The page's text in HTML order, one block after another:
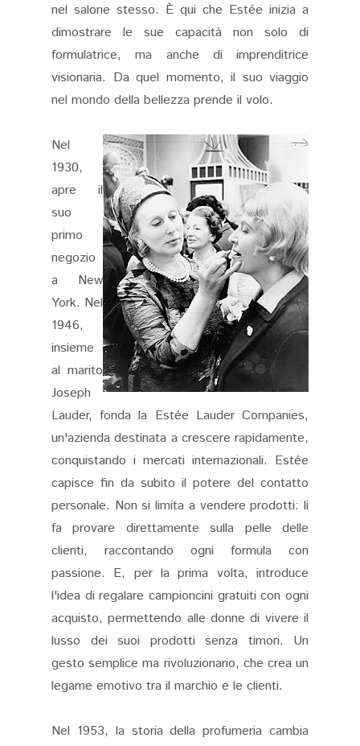
nel salone stesso. È qui che Estée inizia a
dimostrare le sue capacità non solo di
formulatrice, ma anche di imprenditrice
visionaria. Da quel momento, il suo viaggio
nel mondo della bellezza prende il volo.
Nel
1930,
apre il
suo
primo
negozio
a New
York. Nel
1946,
insieme
al marito
Joseph
Lauder, fonda la Estée Lauder Companies,
un'azienda destinata a crescere rapidamente,
conquistando i mercati internazionali. Estée
capisce fin da subito il potere del contatto
personale. Non si limita a vendere prodotti: li
fa provare direttamente sulla pelle delle
clienti, raccontando ogni formula con
passione. E, per la prima volta, introduce
l'idea di regalare campioncini gratuiti con ogni
acquisto, permettendo alle donne di vivere il
lusso dei suoi prodotti senza timori. Un
gesto semplice ma rivoluzionario, che crea un
legame emotivo tra il marchio e le clienti.
Nel 1953, la storia della profumeria cambia